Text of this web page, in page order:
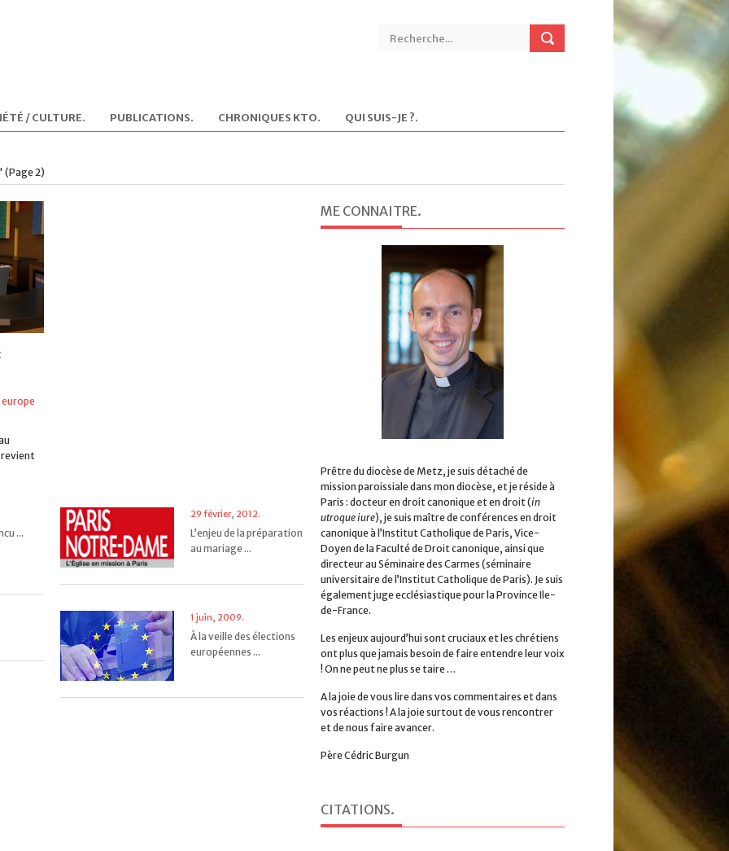
/ CULTURE. PUBLICATIONS. CHRONIQUES KTO. QUI SUIS-JE ?.
(Page 2)
europe
revient
...
29 février, 2012.
L’enjeu de la préparation
au mariage ...
1 juin, 2009.
À la veille des élections
européennes ...
ME CONNAITRE.
Prêtre du diocèse de Metz, je suis détaché de
mission paroissiale dans mon diocèse, et je réside à
Paris : docteur en droit canonique et en droit (in
utroque iure), je suis maître de conférences en droit
canonique à l’Institut Catholique de Paris, Vice-
Doyen de la Faculté de Droit canonique, ainsi que
directeur au Séminaire des Carmes (séminaire
universitaire de l’Institut Catholique de Paris). Je suis
également juge ecclésiastique pour la Province Ile-
de-France.
Les enjeux aujourd’hui sont cruciaux et les chrétiens
ont plus que jamais besoin de faire entendre leur voix
! On ne peut ne plus se taire …
A la joie de vous lire dans vos commentaires et dans
vos réactions ! A la joie surtout de vous rencontrer
et de nous faire avancer.
Père Cédric Burgun
CITATIONS.